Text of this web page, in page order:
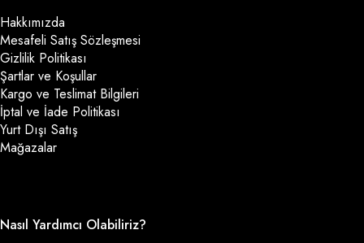
Hakkımızda
Mesafeli Satış Sözleşmesi
Gizlilik Politikası
Şartlar ve Koşullar
Kargo ve Teslimat Bilgileri
İptal ve İade Politikası
Yurt Dışı Satış
Mağazalar
Nasıl Yardımcı Olabiliriz?